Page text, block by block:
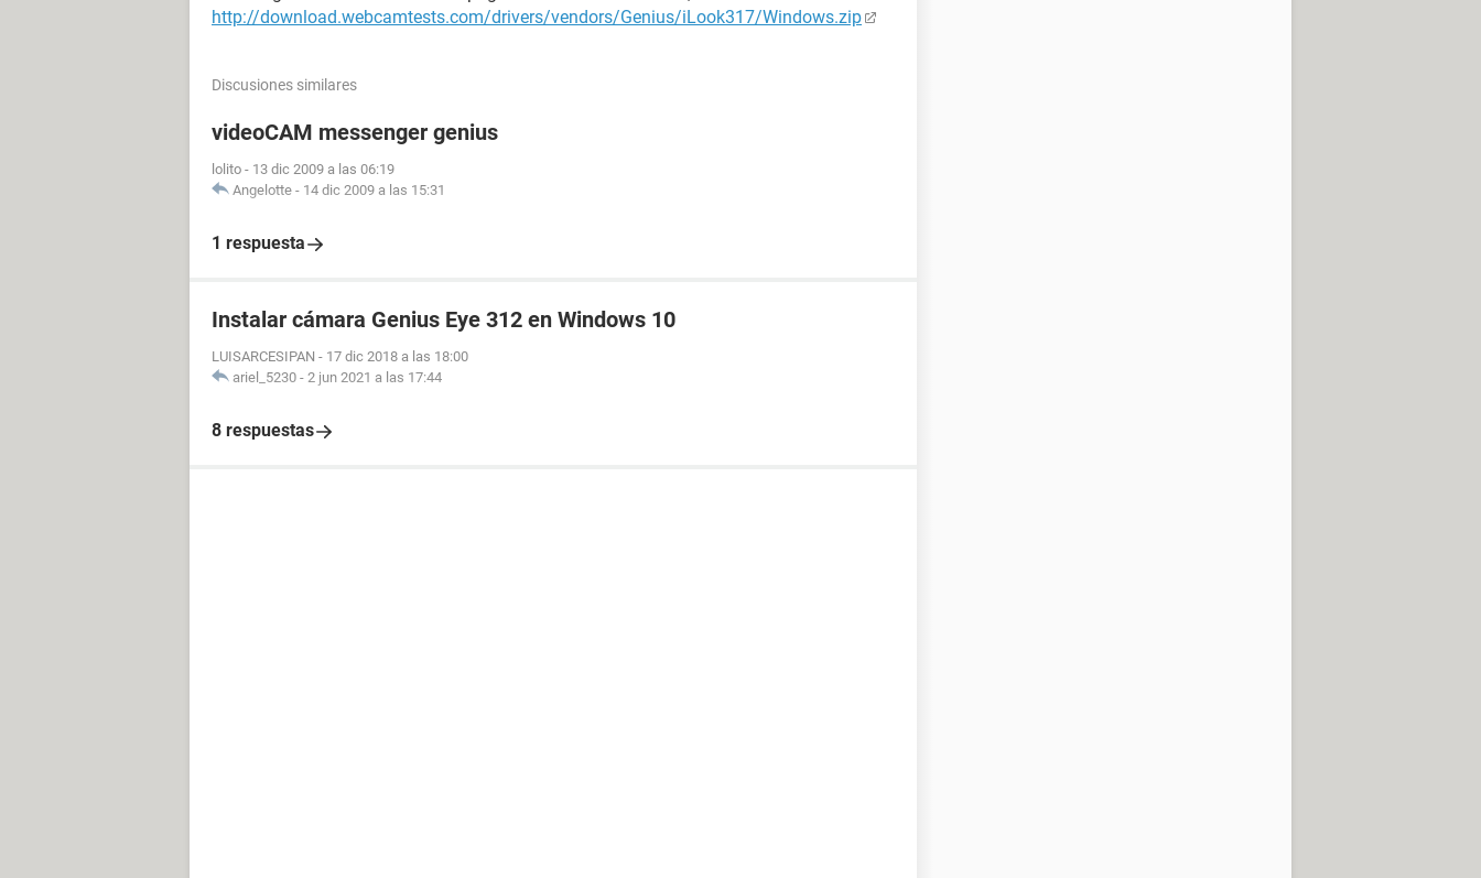
http://download.webcamtests.com/drivers/vendors/Genius/iLook317/Windows.zip
Discusiones similares
videoCAM messenger genius
lolito - 13 dic 2009 a las 06:19
Angelotte - 14 dic 2009 a las 15:31
1 respuesta
Instalar cámara Genius Eye 312 en Windows 10
LUISARCESIPAN - 17 dic 2018 a las 18:00
ariel_5230 - 2 jun 2021 a las 17:44
8 respuestas